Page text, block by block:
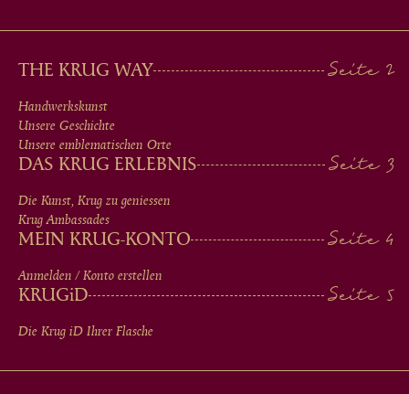
MAIN
MEN
IN
FOOTER
THE KRUG WAY
Handwerkskunst
Unsere Geschichte
Unsere emblematischen Orte
DAS KRUG ERLEBNIS
Die Kunst, Krug zu geniessen
Krug Ambassades
MEIN KRUG-KONTO
Anmelden / Konto erstellen
KRUGiD
Die Krug iD Ihrer Flasche